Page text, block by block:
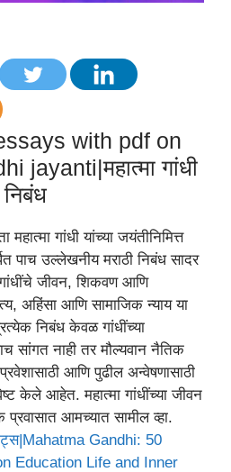
with pdf on
jayanti|महात्मा गांधी
महात्मा गांधी यांच्या जयंतीनिमित्त
पाच उल्लेखनीय मराठी निबंध सादर
जीवन, शिकवण आणि
अहिंसा आणि सामाजिक न्याय या
निबंध केवळ गांधींच्या
सांगत नाही तर मौल्यवान नैतिक
आणि पुढील अन्वेषणासाठी
केले आहेत. महात्मा गांधींच्या जीवन
प्रवासात आमच्यात सामील व्हा.
Gandhi: 50
Education Life and Inner